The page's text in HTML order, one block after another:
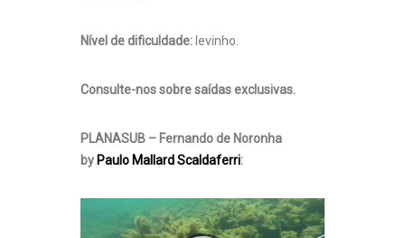
Nível de dificuldade: levinho.
Consulte-nos sobre saídas exclusivas.
PLANASUB – Fernando de Noronha
by Paulo Mallard Scaldaferri: